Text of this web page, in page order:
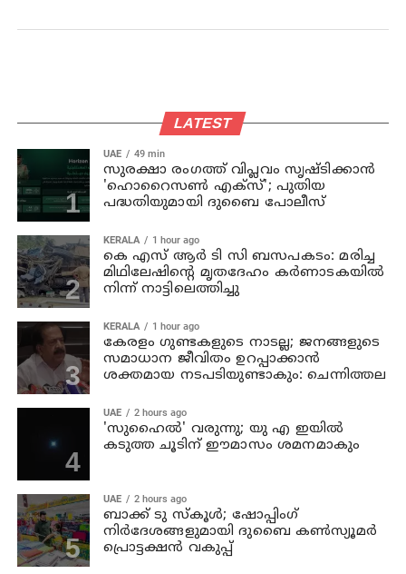
LATEST
UAE 49 min
സുരക്ഷാ രംഗത്ത് വിപ്ലവം സൃഷ്ടിക്കാന്‍
'ഹൊറൈസണ്‍ എക്‌സ്'; പുതിയ
പദ്ധതിയുമായി ദുബൈ പോലീസ്
KERALA 1 hour ago
കെ എസ് ആര്‍ ടി സി ബസപകടം: മരിച്ച
മിഥിലേഷിന്റെ മൃതദേഹം കര്‍ണാടകയില്‍
നിന്ന് നാട്ടിലെത്തിച്ചു
KERALA 1 hour ago
കേരളം ഗുണ്ടകളുടെ നാടല്ല; ജനങ്ങളുടെ
സമാധാന ജീവിതം ഉറപ്പാക്കാന്‍
ശക്തമായ നടപടിയുണ്ടാകും: ചെന്നിത്തല
UAE 2 hours ago
'സുഹൈല്‍' വരുന്നു; യു എ ഇയില്‍
കടുത്ത ചൂടിന് ഈമാസം ശമനമാകും
UAE 2 hours ago
ബാക്ക് ടു സ്‌കൂള്‍; ഷോപ്പിംഗ്
നിര്‍ദേശങ്ങളുമായി ദുബൈ കണ്‍സ്യൂമര്‍
പ്രൊട്ടക്ഷന്‍ വകുപ്പ്